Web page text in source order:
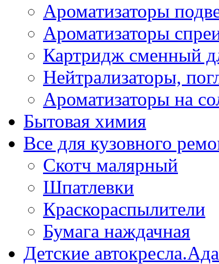
Ароматизаторы
Ароматизаторы
Картридж сменный
Нейтрализаторы,
Ароматизаторы на
Бытовая химия
Все для кузовного
Скотч малярный
Шпатлевки
Краскораспылители
Бумага наждачная
Детские